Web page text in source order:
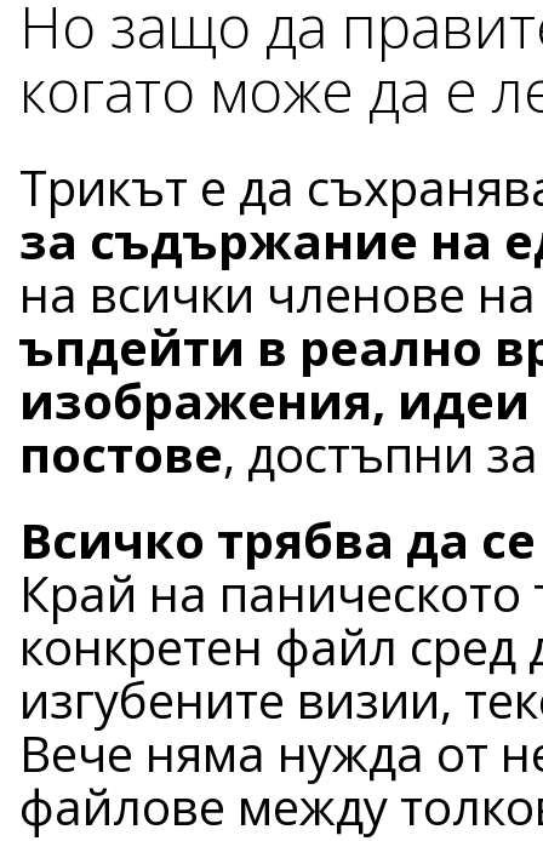
Но защо да
когато може да е
Трикът е да
за съдържание на
на всички членове
ъпдейти в реално
изображения,
постове, достъпни
Всичко трябва да
Край на
конкретен файл сред
изгубените визии,
Вече няма нужда от
файлове между